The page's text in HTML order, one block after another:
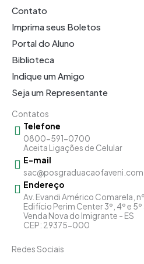
Contato
Imprima seus Boletos
Portal do Aluno
Biblioteca
Indique um Amigo
Seja um Representante
Contatos
Telefone
0800-591-0700
Aceita Ligações de Celular
E-mail
Endereço
Av. Evandi Américo Comarela,
Edifício Perim Center 3º, 4º e
Venda Nova do Imigrante - ES
CEP: 29375-000
Redes Sociais